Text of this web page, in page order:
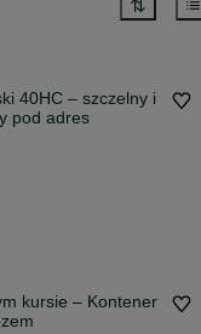
40HC – szczelny i
pod adres
– Kontener